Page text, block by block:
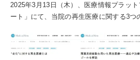
2025年3月13日（木）、医療情報プラッ
ート」にて、当院の再生医療に関する3つ